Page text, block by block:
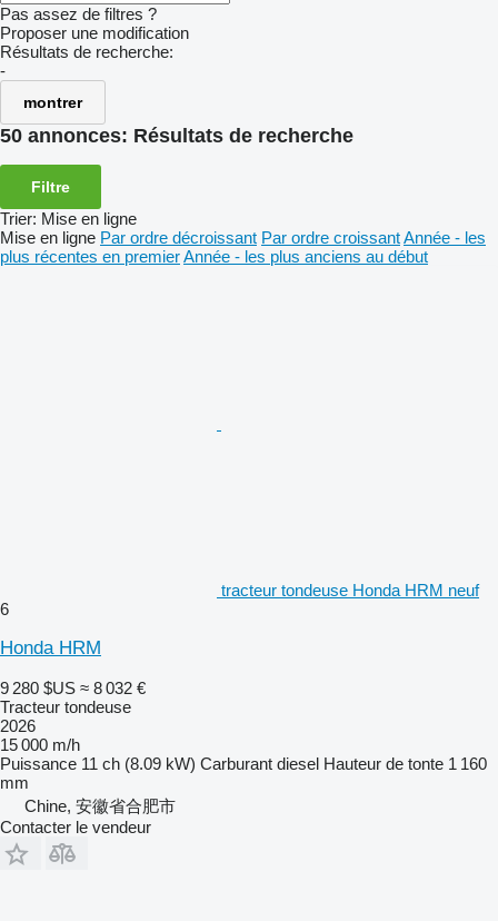
Pas assez de filtres ?
Proposer une modification
Résultats de recherche:
-
montrer
50 annonces: Résultats de recherche
Filtre
Trier: Mise en ligne
Mise en ligne Par ordre décroissant Par ordre croissantAnnée - les
plus récentes en premierAnnée - les plus anciens au début
tracteur tondeuse Honda HRM neuf
6
Honda HRM
9 280 $US ≈ 8 032 €
Tracteur tondeuse
2026
15 000 m/h
Puissance 11 ch (8.09 kW) Carburant diesel Hauteur de tonte 1 160
mm
Chine, 安徽省合肥市
Contacter le vendeur